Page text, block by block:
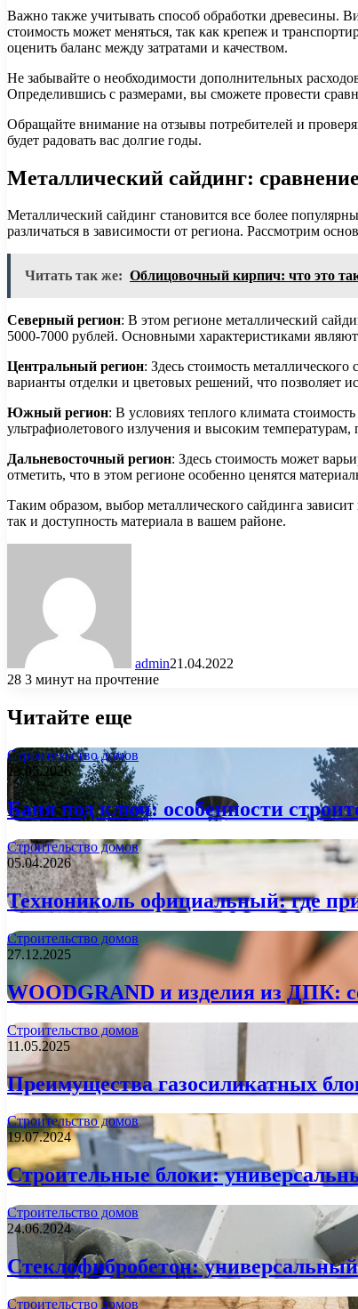
Важно также учитывать способ обработки древесины.
стоимость может меняться, так как крепеж и
оценить баланс между затратами и качеством.
Не забывайте о необходимости дополнительных
Определившись с размерами, вы сможете провести
Обращайте внимание на отзывы потребителей и
будет радовать вас долгие годы.
Металлический сайдинг:
Металлический сайдинг становится все более
различаться в зависимости от региона. Рассмотрим
Читать так же: Облицовочный кирпич: что это
Северный регион: В этом регионе металлический
5000-7000 рублей. Основными характеристиками
Центральный регион: Здесь стоимость
варианты отделки и цветовых решений, что позволяет
Южный регион: В условиях теплого климата
ультрафиолетового излучения и высоким
Дальневосточный регион: Здесь стоимость может
отметить, что в этом регионе особенно ценятся
Таким образом, выбор металлического сайдинга
так и доступность материала в вашем районе.
admin21.04.2022
28 3 минут на прочтение
Читайте еще
Строительство домов
13.05.2026
Баня под ключ: особенности
Строительство домов
05.04.2026
Технониколь официальный: где
Строительство домов
27.12.2025
WOODGRAND и изделия из ДПК:
Строительство домов
11.05.2025
Преимущества газосиликатных
Строительство домов
19.07.2024
Строительные блоки:
Строительство домов
24.06.2024
Стеклофибробетон: универсальный
Строительство домов